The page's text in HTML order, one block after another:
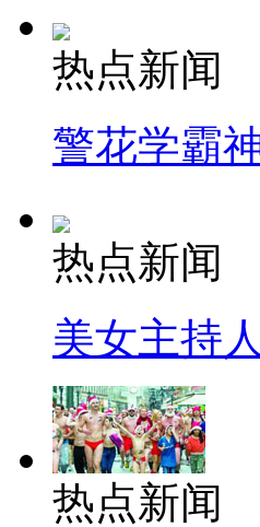
热点新闻
警花学霸
热点新闻
美女主持
热点新闻